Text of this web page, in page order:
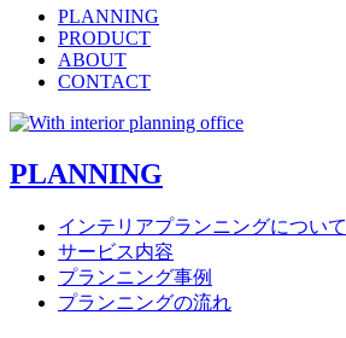
PLANNING
PRODUCT
ABOUT
CONTACT
PLANNING
インテリアプランニングについて
サービス内容
プランニング事例
プランニングの流れ